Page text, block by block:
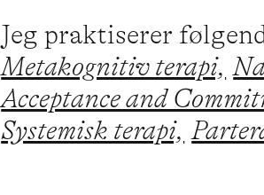
Jeg praktiserer
Metakognitiv terapi,
Acceptance and
Systemisk terapi,